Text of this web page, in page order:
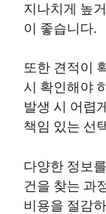
지나치게 높
이 좋습니다.
또한 견적이
시 확인해야
발생 시 어렵
책임 있는 선
다양한 정보
건을 찾는 과
비용을 절감